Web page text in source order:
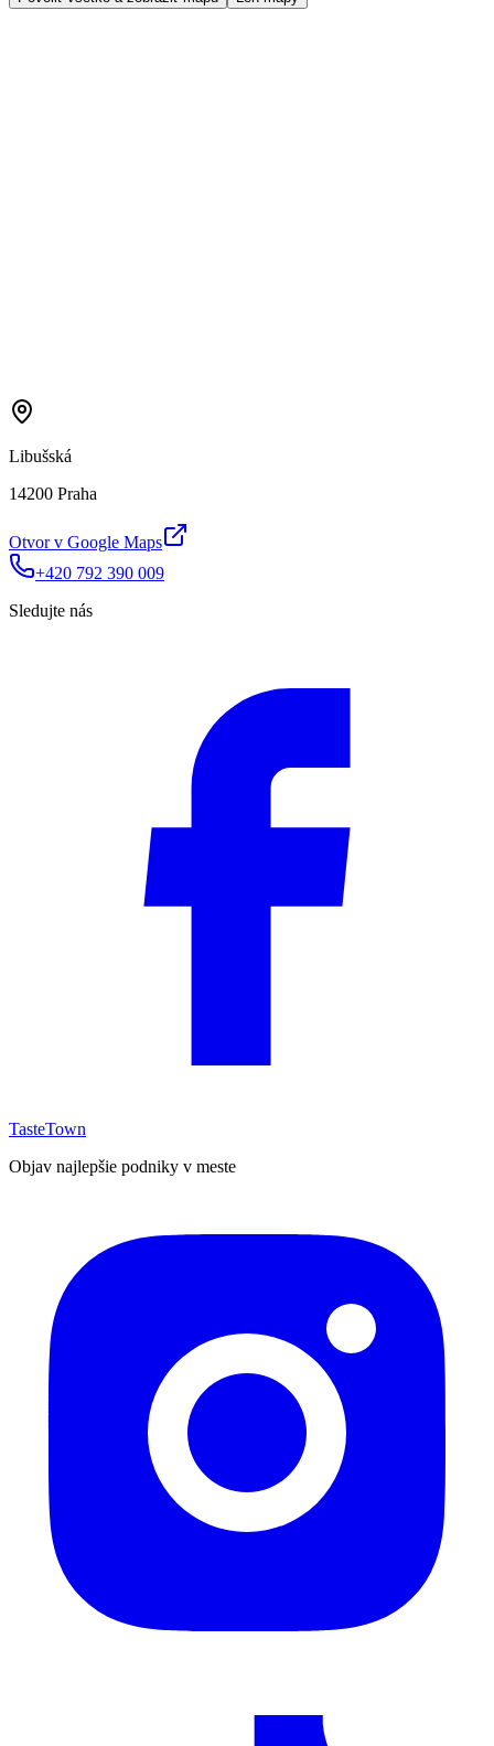
Libušská
14200 Praha
Otvor v Google Maps
+420 792 390 009
Sledujte nás
TasteTown
Objav najlepšie podniky v meste